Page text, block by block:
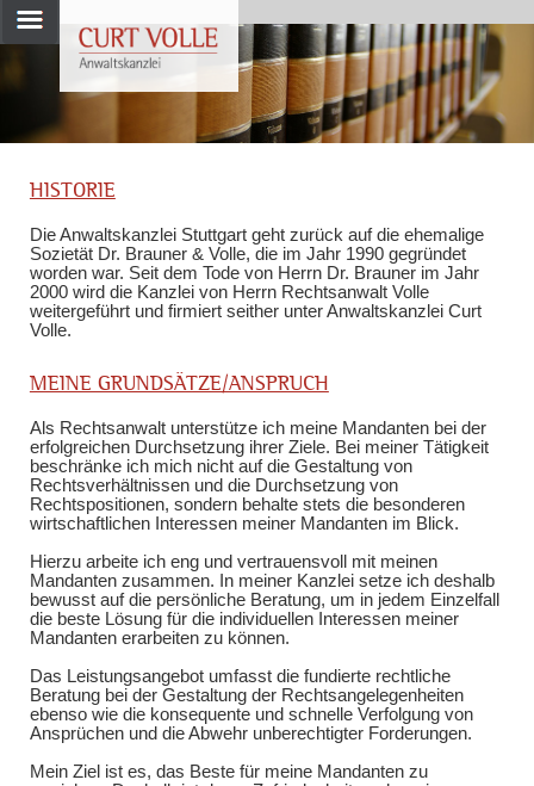
HISTORIE
Die Anwaltskanzlei Stuttgart geht zurück auf die ehemalige
Sozietät Dr. Brauner & Volle, die im Jahr 1990 gegründet
worden war. Seit dem Tode von Herrn Dr. Brauner im Jahr
2000 wird die Kanzlei von Herrn Rechtsanwalt Volle
weitergeführt und firmiert seither unter Anwaltskanzlei Curt
Volle.
MEINE GRUNDSÄTZE/ANSPRUCH
Als Rechtsanwalt unterstütze ich meine Mandanten bei der
erfolgreichen Durchsetzung ihrer Ziele. Bei meiner Tätigkeit
beschränke ich mich nicht auf die Gestaltung von
Rechtsverhältnissen und die Durchsetzung von
Rechtspositionen, sondern behalte stets die besonderen
wirtschaftlichen Interessen meiner Mandanten im Blick.
Hierzu arbeite ich eng und vertrauensvoll mit meinen
Mandanten zusammen. In meiner Kanzlei setze ich deshalb
bewusst auf die persönliche Beratung, um in jedem Einzelfall
die beste Lösung für die individuellen Interessen meiner
Mandanten erarbeiten zu können.
Das Leistungsangebot umfasst die fundierte rechtliche
Beratung bei der Gestaltung der Rechtsangelegenheiten
ebenso wie die konsequente und schnelle Verfolgung von
Ansprüchen und die Abwehr unberechtigter Forderungen.
Mein Ziel ist es, das Beste für meine Mandanten zu